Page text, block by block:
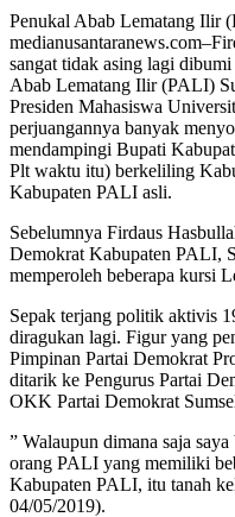
Penukal Abab Lematang Ilir
sangat tidak asing lagi
Abab Lematang Ilir (PALI)
Presiden Mahasiswa
perjuangannya banyak
mendampingi Bupati
Plt waktu itu) berkeliling
Kabupaten PALI asli.
Sebelumnya Firdaus
Demokrat Kabupaten PALI,
memperoleh beberapa kursi
Sepak terjang politik aktivis
diragukan lagi. Figur yang
Pimpinan Partai Demokrat
ditarik ke Pengurus Partai
OKK Partai Demokrat
” Walaupun dimana saja
orang PALI yang memiliki
Kabupaten PALI, itu tanah
04/05/2019).